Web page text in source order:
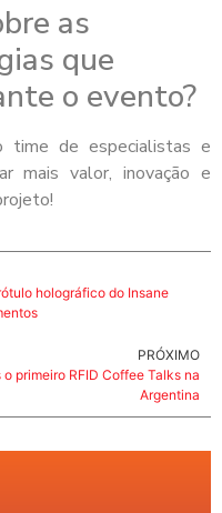
as
que
o evento?
time de especialistas e
mais valor, inovação e
holográfico do Insane
PRÓXIMO
primeiro RFID Coffee Talks na
Argentina